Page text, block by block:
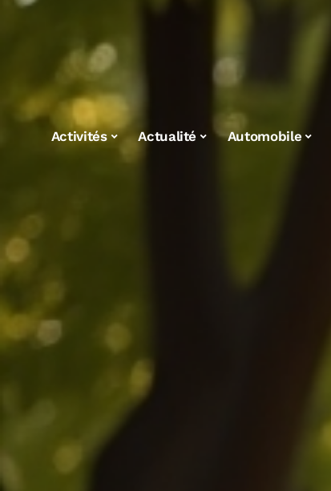
Activités Actualité Automobile